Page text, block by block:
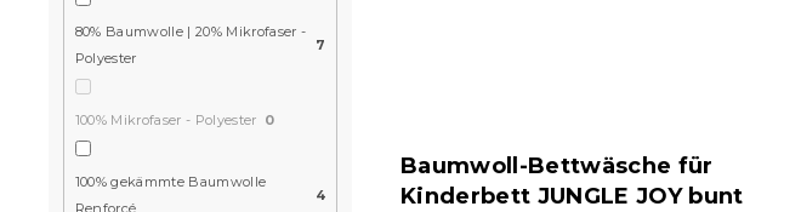
80% Baumwolle | 20% Mikrofaser -
Polyester
7
100% Mikrofaser - Polyester 0
100% gekämmte Baumwolle
4
Baumwoll-Bettwäsche für
Kinderbett JUNGLE JOY bunt